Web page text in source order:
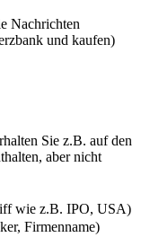
Nachrichten
und kaufen)
Sie z.B. auf den
aber nicht
wie z.B. IPO, USA)
Firmenname)